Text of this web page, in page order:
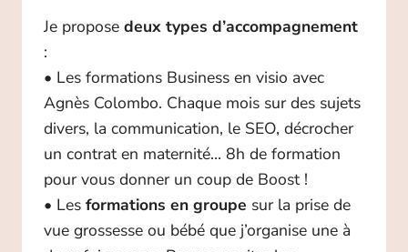
Je propose deux types d’accompagnement
:
• Les formations Business en visio avec
Agnès Colombo. Chaque mois sur des sujets
divers, la communication, le SEO, décrocher
un contrat en maternité… 8h de formation
pour vous donner un coup de Boost !
• Les formations en groupe sur la prise de
vue grossesse ou bébé que j’organise une à